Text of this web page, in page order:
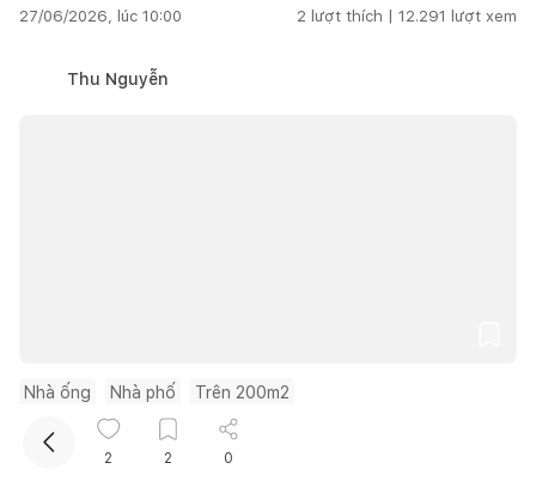
27/06/2026, lúc 10:00 2 lượt thích | 12.291 lượt xem
Thu Nguyễn
Nhà ống Nhà phố Trên 200m2
Nhà ống vẫn thoáng và riêng tư nhờ thiết kế mặt tiền
đặc rỗng
2 2 0